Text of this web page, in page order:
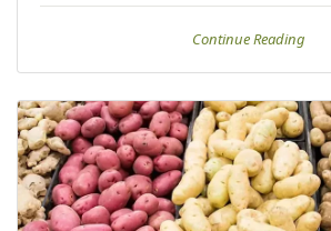
Continue Reading